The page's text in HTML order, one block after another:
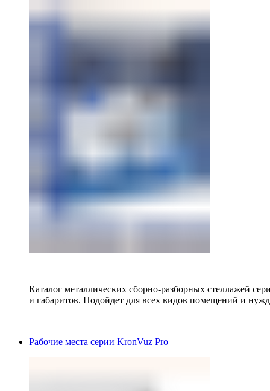
Каталог металлических сборно-разборных стеллажей
и габаритов. Подойдет для всех видов помещений и
Рабочие места серии KronVuz Pro